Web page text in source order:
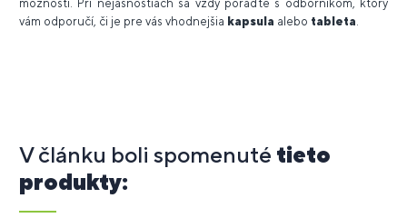
možnosti. Pri nejasnostiach sa vždy poraďte s odborníkom, ktorý
vám odporučí, či je pre vás vhodnejšia kapsula alebo tableta
V článku boli spomenuté tieto
produkty: